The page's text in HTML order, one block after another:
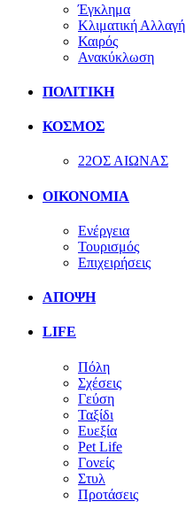
Έγκλημα
Κλιματική Αλλαγή
Καιρός
Ανακύκλωση
ΠΟΛΙΤΙΚΗ
ΚΟΣΜΟΣ
22ΟΣ ΑΙΩΝΑΣ
ΟΙΚΟΝΟΜΙΑ
Ενέργεια
Τουρισμός
Επιχειρήσεις
ΑΠΟΨΗ
LIFE
Πόλη
Σχέσεις
Γεύση
Ταξίδι
Ευεξία
Pet Life
Γονείς
Στυλ
Προτάσεις